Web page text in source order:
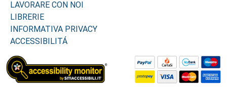
LAVORARE CON NOI
LIBRERIE
INFORMATIVA PRIVACY
ACCESSIBILITÁ